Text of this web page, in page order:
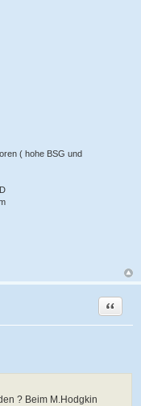
( hohe BSG und
Zitat
? Beim M.Hodgkin